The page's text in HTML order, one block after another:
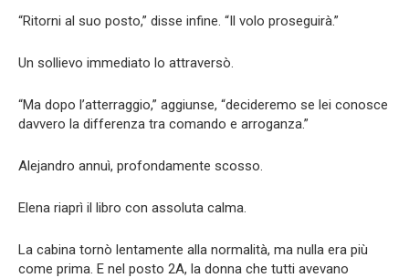
“Ritorni al suo posto,” disse infine. “Il volo proseguirà.”
Un sollievo immediato lo attraversò.
“Ma dopo l’atterraggio,” aggiunse, “decideremo se lei conosce
davvero la differenza tra comando e arroganza.”
Alejandro annuì, profondamente scosso.
Elena riaprì il libro con assoluta calma.
La cabina tornò lentamente alla normalità, ma nulla era più
come prima. E nel posto 2A, la donna che tutti avevano